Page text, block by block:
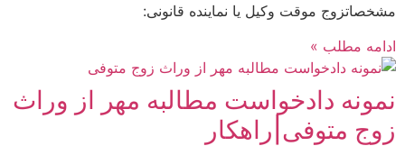
مشخصاتزوج موقت وکیل یا نماینده قانونی:
ادامه مطلب »
نمونه دادخواست مطالبه مهر از وراث
زوج متوفی|راهکار